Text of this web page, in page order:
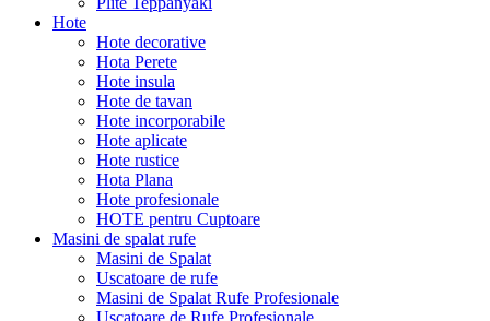
Hote
Hote decorative
Hota Perete
Hote insula
Hote de tavan
Hote incorporabile
Hote aplicate
Hote rustice
Hota Plana
Hote profesionale
HOTE pentru Cuptoare
Masini de spalat rufe
Masini de Spalat
Uscatoare de rufe
Masini de Spalat Rufe Profesionale
Uscatoare de Rufe Profesionale